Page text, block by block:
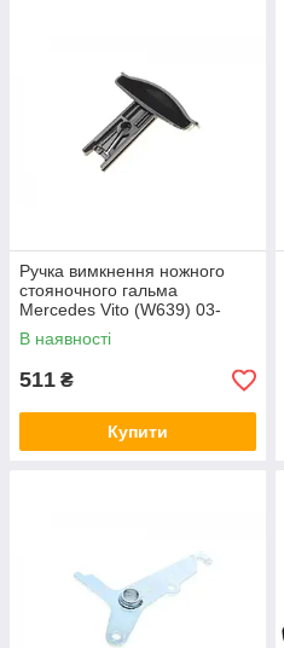
Ручка вимкнення ножного
стояночного гальма
Mercedes Vito (W639) 03-
Solgy 305060
В наявності
511 ₴
Купити